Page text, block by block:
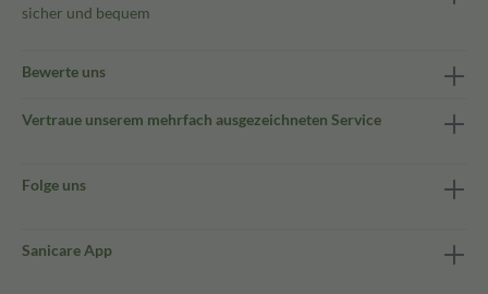
sicher und bequem
Bewerte uns
Vertraue unserem mehrfach ausgezeichneten Service
Folge uns
Sanicare App